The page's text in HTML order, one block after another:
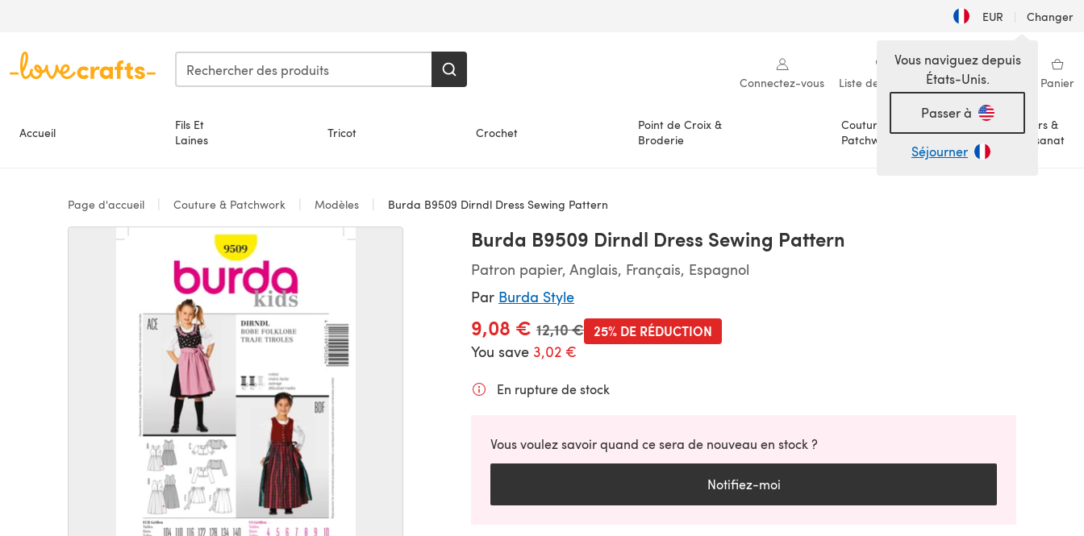
EUR | Changer
Connectez-vous Liste de souhaits Ma bibliothèque Panier
Accueil
Fils Et
Laines
Tricot Crochet
Point de Croix &
Broderie
Couture &
Patchwork
Loisirs &
Artisanat
Vous naviguez depuis
États-Unis.
Passer à
Séjourner
Page d'accueil Couture & Patchwork Modèles Burda B9509 Dirndl Dress Sewing Pattern
Burda B9509 Dirndl Dress Sewing Pattern
Patron papier, Anglais, Français, Espagnol
Par Burda Style
9,08 € Ancien prix
12,10 €
You save 3,02 €
25% DE RÉDUCTION
En rupture de stock
Vous voulez savoir quand ce sera de nouveau en stock ?
Notifiez-moi